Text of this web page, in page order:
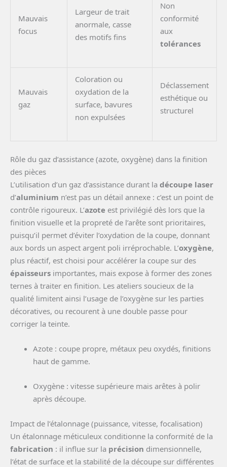
Mauvais
focus
Largeur de trait
anormale, casse
des motifs fins
Non
conformité
aux
tolérances
Mauvais
gaz
Coloration ou
oxydation de la
surface, bavures
non expulsées
Déclassement
esthétique ou
structurel
Rôle du gaz d’assistance (azote, oxygène) dans la finition
des pièces
L’utilisation d’un gaz d’assistance durant la découpe laser
d’aluminium n’est pas un détail annexe : c’est un point de
contrôle rigoureux. L’azote est privilégié dès lors que la
finition visuelle et la propreté de l’arête sont prioritaires,
puisqu’il permet d’éviter l’oxydation de la coupe, donnant
aux bords un aspect argent poli irréprochable. L’oxygène,
plus réactif, est choisi pour accélérer la coupe sur des
épaisseurs importantes, mais expose à former des zones
ternes à traiter en finition. Les ateliers soucieux de la
qualité limitent ainsi l’usage de l’oxygène sur les parties
décoratives, ou recourent à une double passe pour
corriger la teinte.
Azote : coupe propre, métaux peu oxydés, finitions
haut de gamme.
Oxygène : vitesse supérieure mais arêtes à polir
après découpe.
Impact de l’étalonnage (puissance, vitesse, focalisation)
Un étalonnage méticuleux conditionne la conformité de la
fabrication : il influe sur la précision dimensionnelle,
l’état de surface et la stabilité de la découpe sur différentes